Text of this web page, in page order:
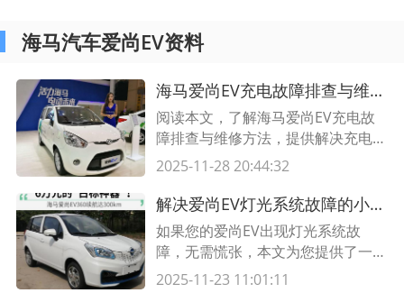
海马汽车爱尚EV资料
海马爱尚EV充电故障排查与维修方法总结，快速解决您的充电问题
阅读本文，了解海马爱尚EV充电故
障排查与维修方法，提供解决充电问
题的有效解决方案。不再为充电故障
功能！
2025-11-28 20:44:32
解决爱尚EV灯光系统故障的小窍门
如果您的爱尚EV出现灯光系统故
障，无需慌张，本文为您提供了一些
处理故障的小窍门。通过这些简单的
2025-11-23 11:01:11